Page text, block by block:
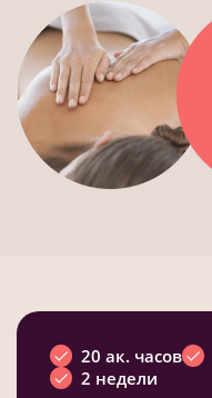
20 ак. часов
2 недели